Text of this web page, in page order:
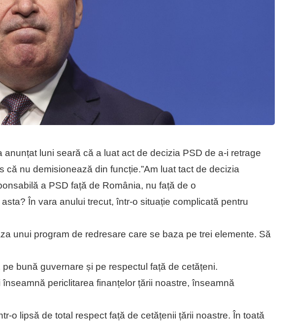
anunțat luni seară că a luat act de decizia PSD de a-i retrage
că nu demisionează din funcție.”Am luat tact de decizia
a PSD față de România, nu față de o
În vara anului trecut, într-o situație complicată pentru
unui program de redresare care se baza pe trei elemente. Să
bună guvernare și pe respectul față de cetățeni.
periclitarea finanțelor țării noastre, înseamnă
o lipsă de total respect față de cetățenii țării noastre. În toată